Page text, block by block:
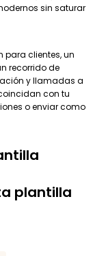
sin saturar
para clientes, un
recorrido de
y llamadas a
con tu
o enviar como
plantilla